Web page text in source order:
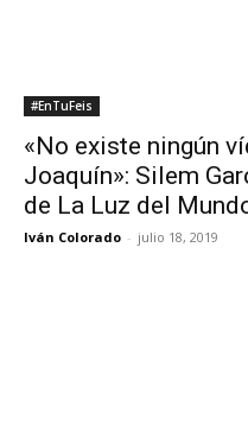
#EnTuFeis
«No existe ningún
Joaquín»: Silem
de La Luz del
Iván Colorado - julio 18, 2019